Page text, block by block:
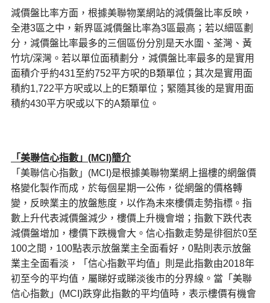
減價盤比率方面，根據美聯物業網站的減價盤比率反映，
全港3區之中，新界區減價盤比率為3區最高；若以細區劃
分，減價盤比率最多的三個區份分別是天水圍、荃灣、黃
竹坑/深灣。若以單位面積劃分，減價盤比率最多的是實用
面積介乎約431至約752平方呎的B類單位；其次是實用面
積約1,722平方呎或以上的E類單位；緊隨其後的是實用面
積約430平方呎或以下的A類單位。
「美聯信心指數」(MCI)簡介
「美聯信心指數」(MCI)是根據美聯物業網上搵樓的網盤價
格變化製作而成，於每個星期一公佈，從網盤的價格轉
變，反映業主的放盤態度，以作為未來樓價走勢指標。指
數上升代表減價盤減少，樓價上升機會增；指數下跌代表
減價盤增加，樓價下跌機會大。信心指數走勢是徘徊於0至
100之間，100點表示放盤業主全面看好，0點則表示放盤
業主全面看淡，「信心指數平均值」則是此指數由2018年
初至今的平均值，屬睇好或睇淡後市的分界線。當「美聯
信心指數」(MCI)跌穿此指數的平均值時，表示樓價有機會